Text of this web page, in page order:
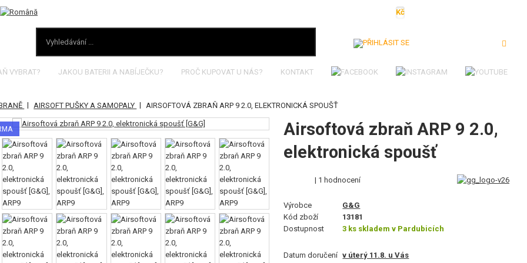
Kč
VYBRAT? JAKOU BATERII A NABÍJEČKU? PROČ KUPOVAT U NÁS? KONTAKT
| AIRSOFT PUŠKY A SAMOPALY | AIRSOFTOVÁ ZBRAŇ ARP 9 2.0, ELEKTRONICKÁ SPOUŠŤ
Airsoftová zbraň ARP 9 2.0,
elektronická spoušť
| 1 hodnocení
Výrobce
G&G
Kód zboží
13181
Dostupnost
3 ks skladem v Pardubicích
Datum doručení v úterý 11.8. u Vás